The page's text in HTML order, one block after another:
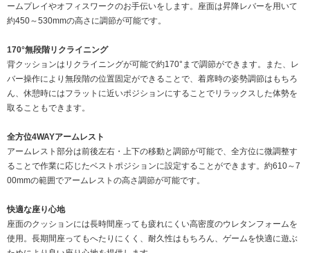
ームプレイやオフィスワークのお手伝いをします。座面は昇降レバーを用いて
約450～530mmの高さに調節が可能です。
170°無段階リクライニング
背クッションはリクライニングが可能で約170°まで調節ができます。また、レ
バー操作により無段階の位置固定ができることで、着席時の姿勢調節はもちろ
ん、休憩時にはフラットに近いポジションにすることでリラックスした体勢を
取ることもできます。
全方位4WAYアームレスト
アームレスト部分は前後左右・上下の移動と調節が可能で、全方位に微調整す
ることで作業に応じたベストポジションに設定することができます。約610～7
00mmの範囲でアームレストの高さ調節が可能です。
快適な座り心地
座面のクッションには長時間座っても疲れにくい高密度のウレタンフォームを
使用。長期間座ってもへたりにくく、耐久性はもちろん、ゲームを快適に遊ぶ